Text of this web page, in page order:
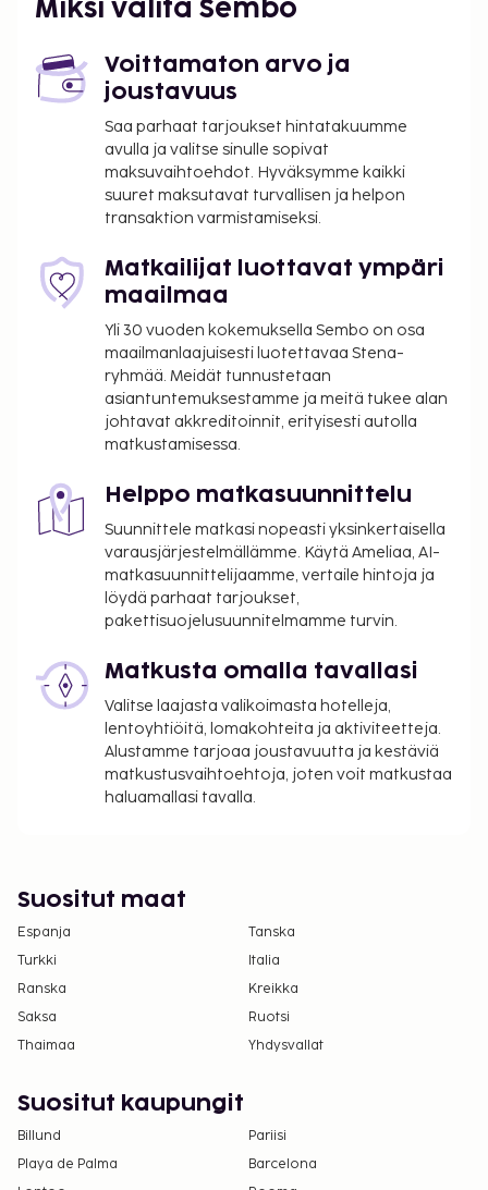
Lähin suuri lentokenttä on Portoferraio (EBA-
Majoituspaikka veloittaa seuraavat paikan päällä
suoritettavat maksut. Maksuihin saattaa sisältyä
sovellettavat verot:
Kaupunki perii kaupunkiveron, joka maksetaan
majoituspaikassa. Veron määrä riippuu
kaudesta, eikä sitä välttämättä peritä ympäri
saatetaan soveltaa. Lisätietoja saat ottamalla
yhteyttä majoituspaikkaan
Kaupungin perimä vero: 1.10.–31.5. välisenä
aikana 0.00 EUR per henkilö per yö,
korkeintaan 15 yöltä. Tätä veroa ei peritä alle 13
vuotta vanhoilta lapsilta.
Kaupungin perimä vero: 1.6.–30.9. välisenä
korkeintaan 15 yöltä. Tätä veroa ei peritä alle 13
vuotta vanhoilta lapsilta.
Tässä on mainittu kaikki majoituspaikan meille
ilmoittamat maksut.
Kaikkien asiakkaiden, myös lasten, tulee olla
läsnä sisäänkirjautumisen yhteydessä, ja heidän
tulee näyttää virallinen kuvallinen
henkilöllisyystodistus tai passi.
Kansallisten määräysten vuoksi käteismaksut
eivät voi ylittää 5000 EUR:n suuruista summaa
tässä majoituspaikassa. Saat lisätietoja asiasta
Miksi valita Sembo
Voittamaton arvo ja
joustavuus
Saa parhaat tarjoukset hintatakuumme
avulla ja valitse sinulle sopivat
maksuvaihtoehdot. Hyväksymme kaikki
suuret maksutavat turvallisen ja helpon
transaktion varmistamiseksi.
Matkailijat luottavat ympäri
maailmaa
Yli 30 vuoden kokemuksella Sembo on osa
maailmanlaajuisesti luotettavaa Stena-
ryhmää. Meidät tunnustetaan
asiantuntemuksestamme ja meitä tukee alan
johtavat akkreditoinnit, erityisesti autolla
matkustamisessa.
Helppo matkasuunnittelu
Suunnittele matkasi nopeasti yksinkertaisella
varausjärjestelmällämme. Käytä Ameliaa, AI-
matkasuunnittelijaamme, vertaile hintoja ja
löydä parhaat tarjoukset,
pakettisuojelusuunnitelmamme turvin.
Matkusta omalla tavallasi
Valitse laajasta valikoimasta hotelleja,
lentoyhtiöitä, lomakohteita ja aktiviteetteja.
Alustamme tarjoaa joustavuutta ja kestäviä
matkustusvaihtoehtoja, joten voit matkustaa
haluamallasi tavalla.
Suositut maat
Espanja
Tanska
Turkki
Italia
Ranska
Kreikka
Saksa
Ruotsi
Thaimaa
Yhdysvallat
Suositut kaupungit
Billund
Pariisi
Playa de Palma
Barcelona